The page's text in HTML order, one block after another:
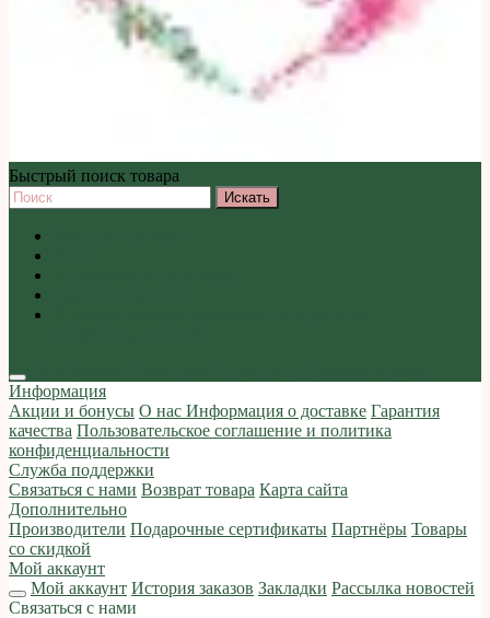
Быстрый поиск товара
Информация
Акции и бонусы О нас Информация о доставке Гарантия
качества Пользовательское соглашение и политика
конфиденциальности
Служба поддержки
Связаться с нами Возврат товара Карта сайта
Дополнительно
Производители Подарочные сертификаты Партнёры Товары
со скидкой
Мой аккаунт
Мой аккаунт История заказов Закладки Рассылка новостей
Связаться с нами